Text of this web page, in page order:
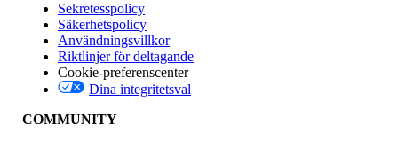
Version
Sekretesspolicy
Säkerhetspolicy
Användningsvillkor
Riktlinjer för deltagande
Cookie-preferenscenter
Dina integritetsval
COMMUNITY